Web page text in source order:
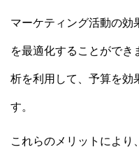
マーケティング活動の効
を最適化することができ
析を利用して、予算を効
す。
これらのメリットにより、